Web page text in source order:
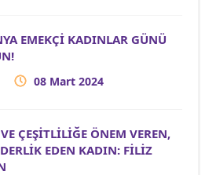
EMEKÇİ KADINLAR GÜNÜ
08 Mart 2024
ÇEŞİTLİLİĞE ÖNEM VEREN,
EDEN KADIN: FİLİZ